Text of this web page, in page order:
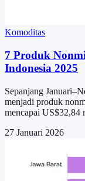
Komoditas
7 Produk
Indonesia 2025
Sepanjang
menjadi produk
mencapai US$32,84
27 Januari 2026